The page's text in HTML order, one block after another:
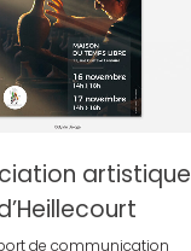
voir
artistique
de communication